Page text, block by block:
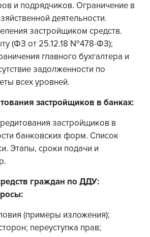
и подрядчиков. Ограничение в
деятельности.
застройщиком средств.
(ФЗ от 25.12.18 №478-ФЗ);
главного бухгалтера и
задолженности по
всех уровней.
застройщиков в банках:
застройщиков в
банковских форм. Список
Этапы, сроки подачи и
граждан по ДДУ:
(примеры изложения);
переуступка прав;